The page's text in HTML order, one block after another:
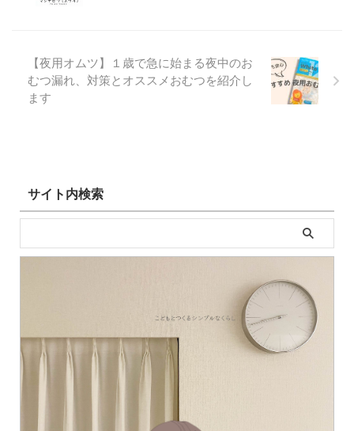
【夜用オムツ】１歳で急に始まる夜中のお
むつ漏れ、対策とオススメおむつを紹介し
ます
サイト内検索